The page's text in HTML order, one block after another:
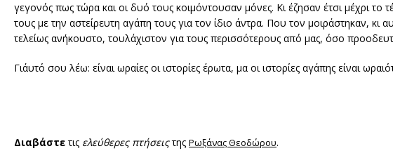
γεγονός πως τώρα και οι δυό τους κοιμόντουσαν μόνες. Κι έζησαν έτσι μέχρι το
τους με την αστείρευτη αγάπη τους για τον ίδιο άντρα. Που τον μοιράστηκαν, κι
τελείως ανήκουστο, τουλάχιστον για τους περισσότερους από μας, όσο
Γι΄αυτό σου λέω: είναι ωραίες οι ιστορίες έρωτα, μα οι ιστορίες αγάπης είναι
Διαβάστετις ελεύθερες πτήσειςτης Ρωξάνας Θεοδώρου.